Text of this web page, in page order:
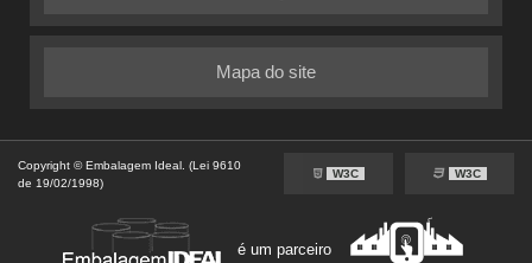
Mapa do site
Copyright © Embalagem Ideal. (Lei 9610
de 19/02/1998)
W3C W3C
é um parceiro